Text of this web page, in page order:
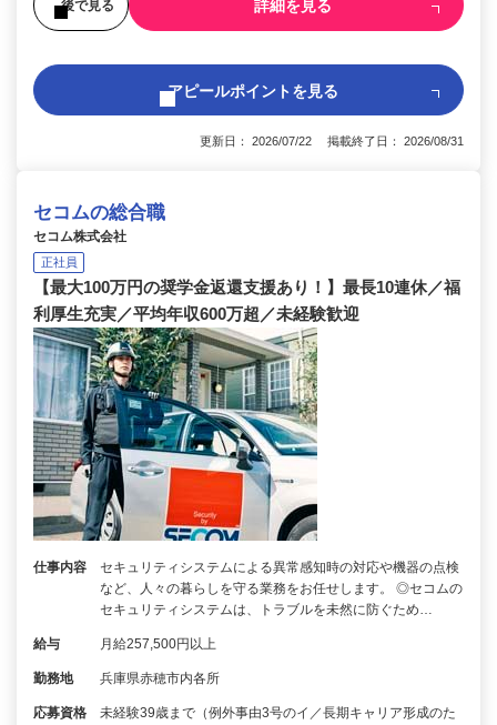
後で見る 詳細を見る
アピールポイントを見る
更新日： 2026/07/22 掲載終了日： 2026/08/31
セコムの総合職
セコム株式会社
正社員
【最大100万円の奨学金返還支援あり！】最長10連休／福
利厚生充実／平均年収600万超／未経験歓迎
仕事内容
セキュリティシステムによる異常感知時の対応や機器の点検
など、人々の暮らしを守る業務をお任せします。 ◎セコムの
セキュリティシステムは、トラブルを未然に防ぐため…
給与 月給257,500円以上
勤務地 兵庫県赤穂市内各所
応募資格
未経験39歳まで（例外事由3号のイ／長期キャリア形成のた